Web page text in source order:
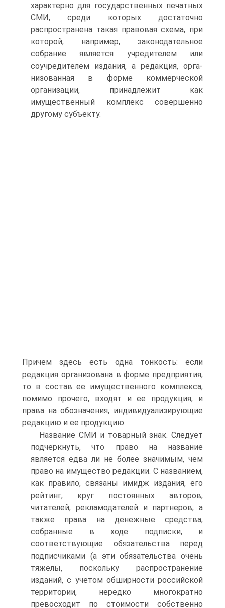
характерно для государственных печатных
СМИ, среди которых достаточно
распространена такая правовая схема, при
которой, например, законодательное
собрание является учредителем или
соучредителем издания, а редакция, орга­
низованная в форме коммерческой
организации, принадле­жит как
имущественный комплекс совершенно
другому субъекту.
Причем здесь есть одна тонкость: если
редакция организована в форме предприятия,
то в состав ее имуще­ственного комплекса,
помимо прочего, входят и ее продук­ция, и
права на обозначения, индивидуализирующие
ре­дакцию и ее продукцию.
Название СМИ и товарный знак. Следует
подчерк­нуть, что право на название
является едва ли не более значимым, чем
право на имущество редакции. С названи­ем,
как правило, связаны имидж издания, его
рейтинг, круг постоянных авторов,
читателей, рекламодателей и партнеров, а
также права на денежные средства,
собранные в ходе подписки, и
соответствующие обязательства перед
подписчиками (а эти обязательства очень
тяжелы, посколь­ку распространение
изданий, с учетом обширности россий­ской
территории, нередко многократно
превосходит по сто­имости собственно